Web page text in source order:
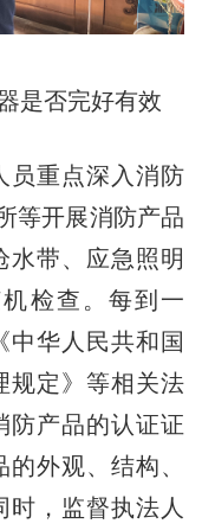
是否完好有效
重点深入消防
等开展消防产品
水带、应急照明
检查。每到一
中华人民共和国
规定》等相关法
防产品的认证证
外观、结构、
时，监督执法人